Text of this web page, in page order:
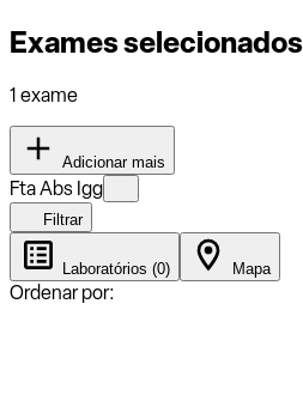
Exames selecionados
1 exame
Adicionar mais
Fta Abs Igg
Filtrar
Laboratórios (0) Mapa
Ordenar por: